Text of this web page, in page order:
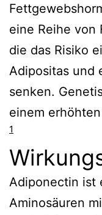
Bedeutung
Diabetes
Verweise
eine Reihe von
die das Risiko
Adipositas und
senken.
einem
1
Adiponectin ist
Aminosäuren